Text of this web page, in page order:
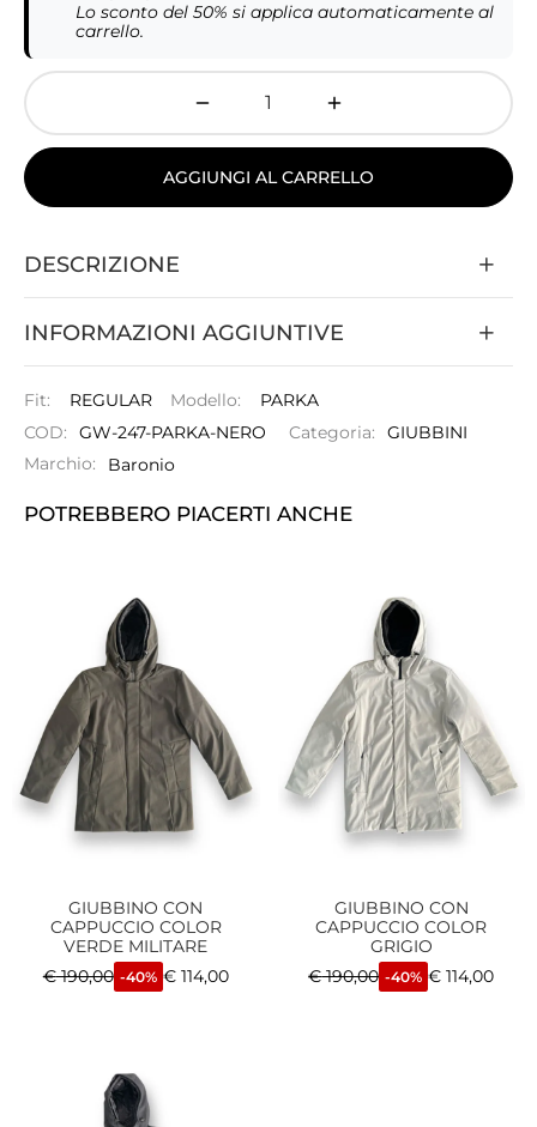
Lo sconto del 50% si applica automaticamente al
carrello.
AGGIUNGI AL CARRELLO
DESCRIZIONE
INFORMAZIONI AGGIUNTIVE
Fit: REGULAR Modello:
PARKA
COD:
GW-247-PARKA-NERO Categoria:
GIUBBINI
Marchio:
Baronio
POTREBBERO PIACERTI ANCHE
GIUBBINO CON
CAPPUCCIO COLOR
VERDE MILITARE
€190,00 -40% €114,00
GIUBBINO CON
CAPPUCCIO COLOR
GRIGIO
€190,00 -40% € 114,00